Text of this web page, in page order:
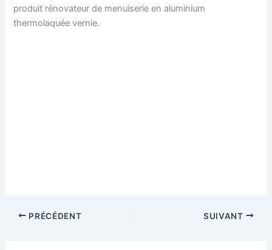
produit rénovateur de menuiserie en aluminium
thermolaquée vernie.
PRÉCÉDENT SUIVANT